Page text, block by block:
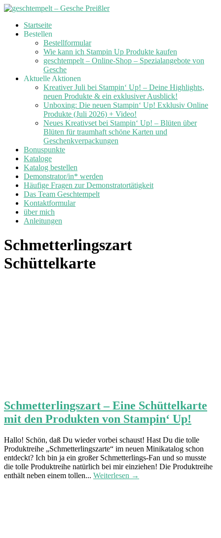
Skip
Startseite
Bestellen
Bestellformular
Wie kann ich Stampin Up Produkte kaufen
geschtempelt – Online-Shop – Spezialangebote von
Gesche
Aktuelle Aktionen
Kreativer Juli bei Stampin‘ Up! – Deine Highlights,
neuen Produkte & ein exklusiver Ausblick!
Unboxing: Die neuen Stampin‘ Up! Exklusiv Online
Produkte (Juli 2026) + Video!
Neues Kreativset bei Stampin‘ Up! – Blüten über
Blüten für traumhaft schöne Karten und
Geschenkverpackungen
Bonuspunkte
Kataloge
Katalog bestellen
Demonstrator/in* werden
Häufige Fragen zur Demonstratortätigkeit
Das Team Geschtempelt
Kontaktformular
über mich
Anleitungen
Schmetterlingszart
Schüttelkarte
Schmetterlingszart – Eine Schüttelkarte
mit den Produkten von Stampin‘ Up!
Hallo! Schön, daß Du wieder vorbei schaust! Hast Du die tolle
Produktreihe „Schmetterlingszarte“ im neuen Minikatalog schon
entdeckt? Ich bin ja ein großer Schmetterlings-Fan und so musste
die tolle Produktreihe natürlich bei mir einziehen! Die Produktreihe
enthält neben einem tollen... Weiterlesen →